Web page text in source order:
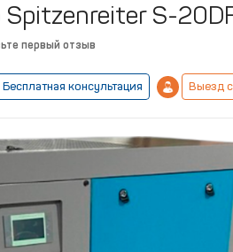
S-
первый отзыв
Бесплатная консультация Выезд